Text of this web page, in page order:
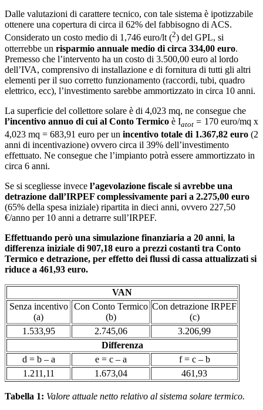
Dalle valutazioni di carattere tecnico, con tale sistema è ipotizzabile
ottenere una copertura di circa il 62% del fabbisogno di ACS.
Considerato un costo medio di 1,746 euro/lt (2) del GPL, si
otterrebbe un risparmio annuale medio di circa 334,00 euro.
Premesso che l’intervento ha un costo di 3.500,00 euro al lordo
dell’IVA, comprensivo di installazione e di fornitura di tutti gli altri
elementi per il suo corretto funzionamento (raccordi, tubi, quadro
elettrico, ecc), l’investimento sarebbe ammortizzato in circa 10 anni.
La superficie del collettore solare è di 4,023 mq, ne consegue che
l’incentivo annuo di cui al Conto Termico è Iatot = 170 euro/mq x
4,023 mq = 683,91 euro per un incentivo totale di 1.367,82 euro (2
anni di incentivazione) ovvero circa il 39% dell’investimento
effettuato. Ne consegue che l’impianto potrà essere ammortizzato in
circa 6 anni.
Se si scegliesse invece l’agevolazione fiscale si avrebbe una
detrazione dall’IRPEF complessivamente pari a 2.275,00 euro
(65% della spesa iniziale) ripartita in dieci anni, ovvero 227,50
€/anno per 10 anni a detrarre sull’IRPEF.
Effettuando però una simulazione finanziaria a 20 anni, la
differenza iniziale di 907,18 euro a prezzi costanti tra Conto
Termico e detrazione, per effetto dei flussi di cassa attualizzati si
riduce a 461,93 euro.
VAN
Senza incentivo
(a)
Con Conto Termico
(b)
Con detrazione IRPEF
(c)
1.533,95
2.745,06
3.206,99
Differenza
d = b – a
e = c – a
f = c – b
1.211,11
1.673,04 461,93
Tabella 1: Valore attuale netto relativo al sistema solare termico.